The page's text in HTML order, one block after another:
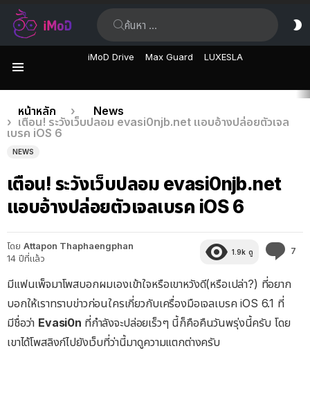
iMoD Drive Max Guard LUXESLA
เรื่อง
ล่าสุด
คุณอยู่ที่นี่:
หน้าหลัก
News
เตือน! ระวังเว็บปลอม evasi0njb.net แอบอ้างปล่อยตัวเจล
เบรค iOS 6
NEWS
เตือน! ระวังเว็บปลอม evasi0njb.net
แอบอ้างปล่อยตัวเจลเบรค iOS 6
โดย Attapon Thaphaengphan
14 ปีที่แล้ว
1.9k ดู 7
มีแฟนเพ็จมาโพสบอกผมเองเข้าใจหรือเขาหวังดี(หรือเปล่า?) ที่อยาก
บอกให้เราทราบข่าวก่อนใครเกี่ยวกับเครื่องมือเจลเบรค iOS 6.1 ที่
มีชื่อว่า Evasi0n ที่กำลังจะปล่อยเร็วๆ นี้ก็คือคืนวันพรุ่งนี้ครับ โดย
เขาได้โพสลิงก์ไปยังเว็บที่ว่านี้มาดูความแตกต่างครับ